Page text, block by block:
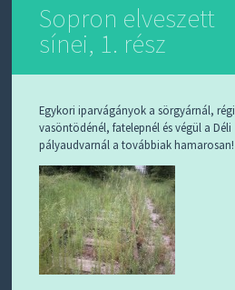
Sopron elveszett
sínei, 1. rész
Egykori iparvágányok a sörgyárnál, régi
vasöntödénél, fatelepnél és végül a Déli
pályaudvarnál a továbbiak hamarosan!